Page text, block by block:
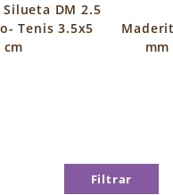
DM 2.5
Tenis 3.5x5
cm
Filtrar